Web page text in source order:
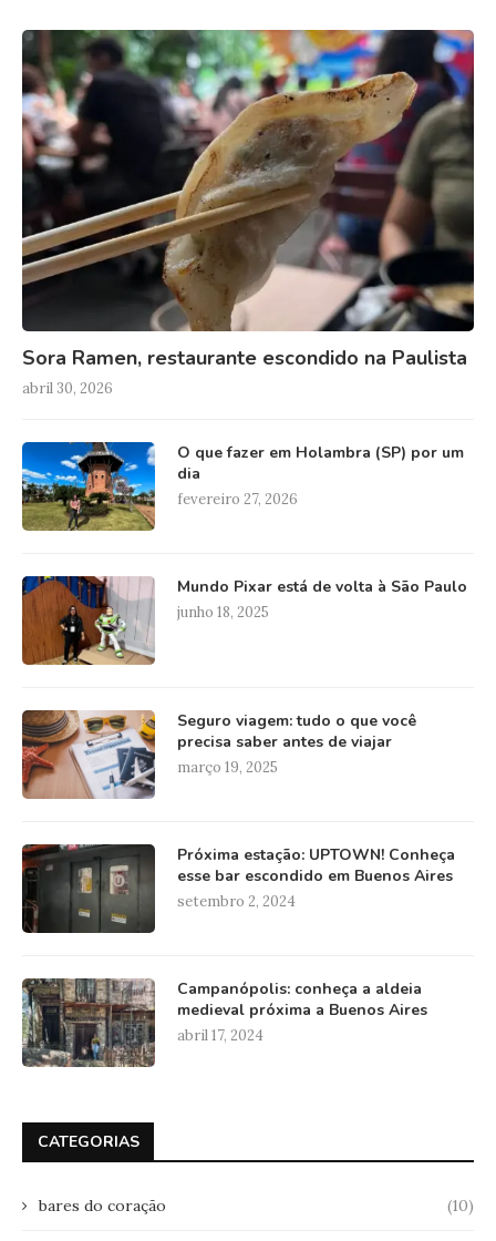
Sora Ramen, restaurante escondido na Paulista
abril 30, 2026
O que fazer em Holambra (SP) por um
dia
fevereiro 27, 2026
Mundo Pixar está de volta à São Paulo
junho 18, 2025
Seguro viagem: tudo o que você
precisa saber antes de viajar
março 19, 2025
Próxima estação: UPTOWN! Conheça
esse bar escondido em Buenos Aires
setembro 2, 2024
Campanópolis: conheça a aldeia
medieval próxima a Buenos Aires
abril 17, 2024
CATEGORIAS
bares do coração (10)